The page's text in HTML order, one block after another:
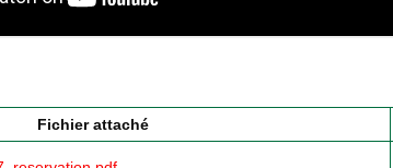
Fichier attaché